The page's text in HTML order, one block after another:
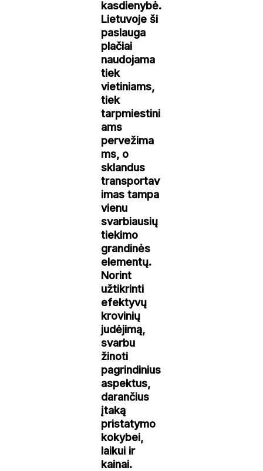
kasdienybė.
Lietuvoje ši
paslauga
plačiai
naudojama
tiek
vietiniams,
tiek
tarpmiestini
ams
pervežima
ms, o
sklandus
transportav
imas tampa
vienu
svarbiausių
tiekimo
grandinės
elementų.
Norint
užtikrinti
efektyvų
krovinių
judėjimą,
svarbu
žinoti
pagrindinius
aspektus,
darančius
įtaką
pristatymo
kokybei,
laikui ir
kainai.